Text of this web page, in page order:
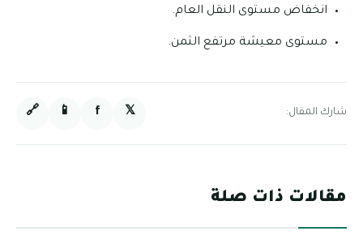
انخفاض مستوى النقل العام.
مستوى معيشة مرتفع الثمن.
شارك المقال: 𝕏
f
📱
🔗
مقالات ذات صلة